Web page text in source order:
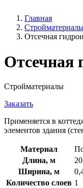
Главная
Отсечная
Отсечная
Стройматериалы
Заказать
Применяется в
элементов здания
Материал
Длина, м
20
Ширина, м
Количество слоев 1